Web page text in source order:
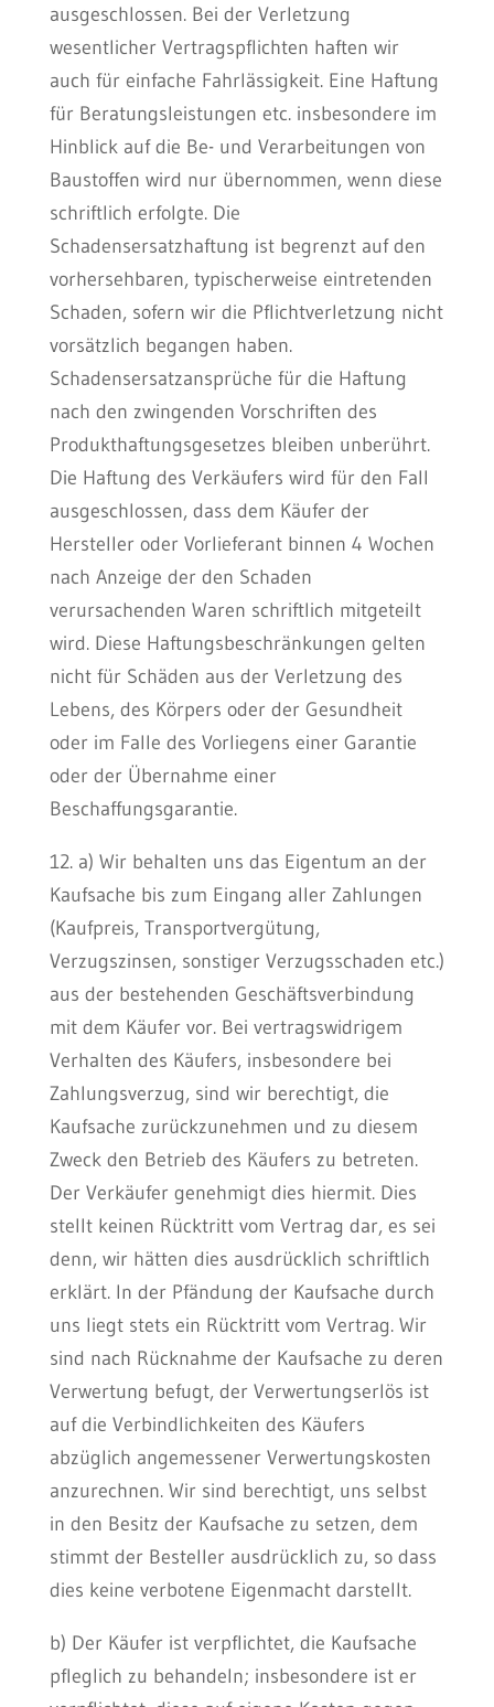
ausgeschlossen. Bei der Verletzung
wesentlicher Vertragspflichten haften wir
auch für einfache Fahrlässigkeit. Eine Haftung
für Beratungsleistungen etc. insbesondere im
Hinblick auf die Be- und Verarbeitungen von
Baustoffen wird nur übernommen, wenn diese
schriftlich erfolgte. Die
Schadensersatzhaftung ist begrenzt auf den
vorhersehbaren, typischerweise eintretenden
Schaden, sofern wir die Pflichtverletzung nicht
vorsätzlich begangen haben.
Schadensersatzansprüche für die Haftung
nach den zwingenden Vorschriften des
Produkthaftungsgesetzes bleiben unberührt.
Die Haftung des Verkäufers wird für den Fall
ausgeschlossen, dass dem Käufer der
Hersteller oder Vorlieferant binnen 4 Wochen
nach Anzeige der den Schaden
verursachenden Waren schriftlich mitgeteilt
wird. Diese Haftungsbeschränkungen gelten
nicht für Schäden aus der Verletzung des
Lebens, des Körpers oder der Gesundheit
oder im Falle des Vorliegens einer Garantie
oder der Übernahme einer
Beschaffungsgarantie.
12. a) Wir behalten uns das Eigentum an der
Kaufsache bis zum Eingang aller Zahlungen
(Kaufpreis, Transportvergütung,
Verzugszinsen, sonstiger Verzugsschaden etc.)
aus der bestehenden Geschäftsverbindung
mit dem Käufer vor. Bei vertragswidrigem
Verhalten des Käufers, insbesondere bei
Zahlungsverzug, sind wir berechtigt, die
Kaufsache zurückzunehmen und zu diesem
Zweck den Betrieb des Käufers zu betreten.
Der Verkäufer genehmigt dies hiermit. Dies
stellt keinen Rücktritt vom Vertrag dar, es sei
denn, wir hätten dies ausdrücklich schriftlich
erklärt. In der Pfändung der Kaufsache durch
uns liegt stets ein Rücktritt vom Vertrag. Wir
sind nach Rücknahme der Kaufsache zu deren
Verwertung befugt, der Verwertungserlös ist
auf die Verbindlichkeiten des Käufers
abzüglich angemessener Verwertungskosten
anzurechnen. Wir sind berechtigt, uns selbst
in den Besitz der Kaufsache zu setzen, dem
stimmt der Besteller ausdrücklich zu, so dass
dies keine verbotene Eigenmacht darstellt.
b) Der Käufer ist verpflichtet, die Kaufsache
pfleglich zu behandeln; insbesondere ist er